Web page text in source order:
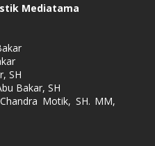
Mediatama
SH
Bakar, SH
Motik, SH. MM,